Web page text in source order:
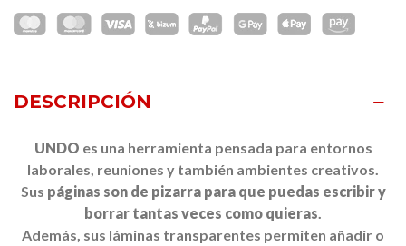
DESCRIPCIÓN
UNDO es una herramienta pensada para entornos
laborales, reuniones y también ambientes creativos.
Sus páginas son de pizarra para que puedas escribir y
borrar tantas veces como quieras.
Además, sus láminas transparentes permiten añadir o